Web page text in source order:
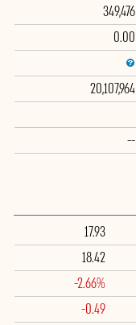
349,476
0.00
20,107,964
--
17.93
18.42
-2.66%
-0.49